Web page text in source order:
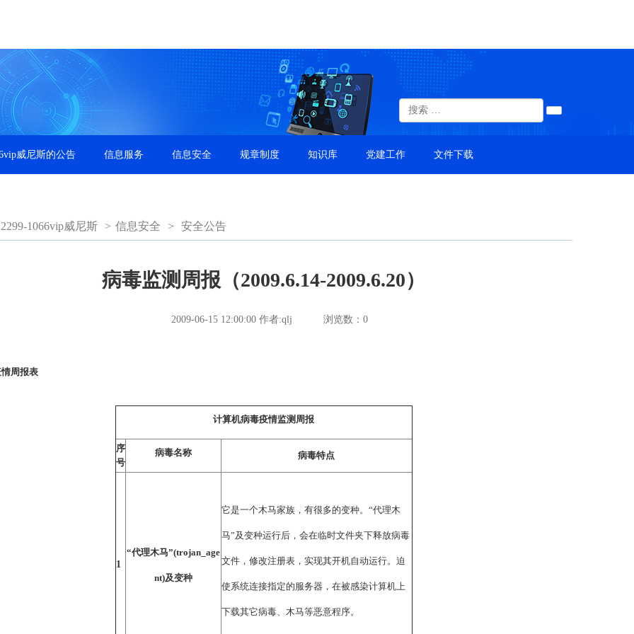
威尼斯的公告 信息服务 信息安全 规章制度 知识库 党建工作 文件下载
1066vip威尼斯 > 信息安全 > 安全公告
病毒监测周报（2009.6.14-2009.6.20）
2009-06-15 12:00:00 作者:qlj 浏览数： 0
周报表
计算机病毒疫情监测周报
序
号
病毒名称 病毒特点
1
“代理木马”(trojan_age
nt)及变种
它是一个木马家族，有很多的变种。“代理木
马”及变种运行后，会在临时文件夹下释放病毒
文件，修改注册表，实现其开机自动运行。迫
使系统连接指定的服务器，在被感染计算机上
下载其它病毒、木马等恶意程序。